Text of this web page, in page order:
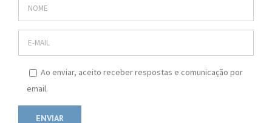
Ao enviar, aceito receber respostas e comunicação por
email.